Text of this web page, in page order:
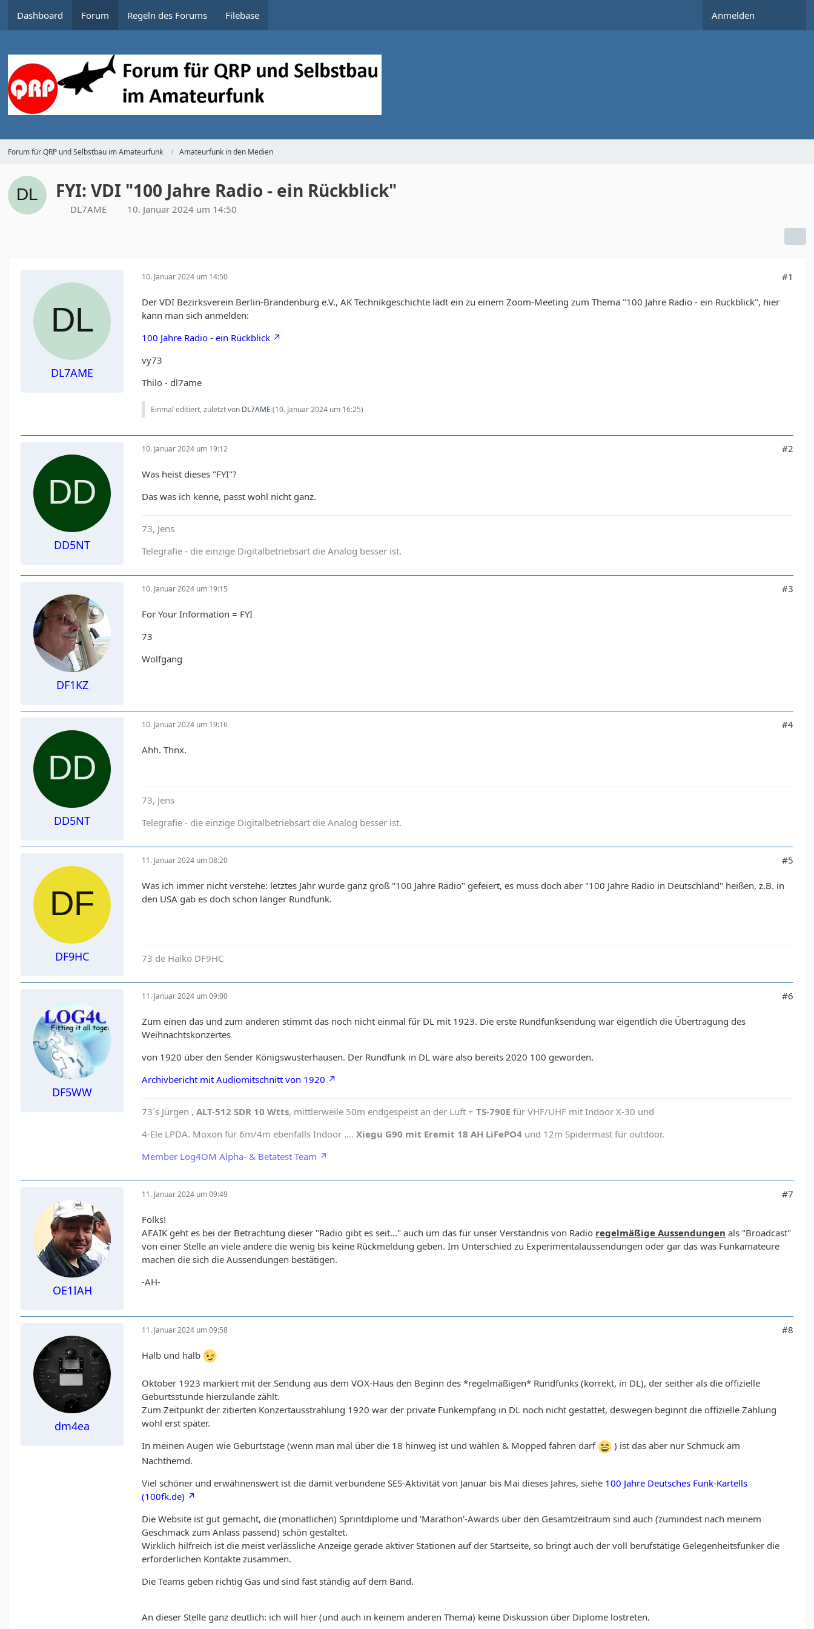
Dashboard Forum Regeln des Forums Filebase Anmelden
Forum für QRP und Selbstbau im Amateurfunk Amateurfunk in den Medien
FYI: VDI "100 Jahre Radio - ein Rückblick"
DL7AME 10. Januar 2024 um 14:50
DL7AME
10. Januar 2024 um 14:50 #1
Der VDI Bezirksverein Berlin-Brandenburg e.V., AK Technikgeschichte lädt ein zu einem Zoom-Meeting zum Thema "100 Jahre Radio - ein Rückblick", hier
kann man sich anmelden:
100 Jahre Radio - ein Rückblick
vy73
Thilo - dl7ame
Einmal editiert, zuletzt von DL7AME (10. Januar 2024 um 16:25)
DD5NT
10. Januar 2024 um 19:12 #2
Was heist dieses "FYI"?
Das was ich kenne, passt wohl nicht ganz.
73, Jens
Telegrafie - die einzige Digitalbetriebsart die Analog besser ist.
DF1KZ
10. Januar 2024 um 19:15 #3
For Your Information = FYI
73
Wolfgang
DD5NT
10. Januar 2024 um 19:16 #4
Ahh. Thnx.
73, Jens
Telegrafie - die einzige Digitalbetriebsart die Analog besser ist.
DF9HC
11. Januar 2024 um 08:20 #5
Was ich immer nicht verstehe: letztes Jahr wurde ganz groß "100 Jahre Radio" gefeiert, es muss doch aber "100 Jahre Radio in Deutschland" heißen, z.B. in
den USA gab es doch schon länger Rundfunk.
73 de Haiko DF9HC
DF5WW
11. Januar 2024 um 09:00 #6
Zum einen das und zum anderen stimmt das noch nicht einmal für DL mit 1923. Die erste Rundfunksendung war eigentlich die Übertragung des
Weihnachtskonzertes
von 1920 über den Sender Königswusterhausen. Der Rundfunk in DL wäre also bereits 2020 100 geworden.
Archivbericht mit Audiomitschnitt von 1920
73´s Jürgen ,ALT-512 SDR 10 Wtts, mittlerweile 50m endgespeist an der Luft +TS-790E für VHF/UHF mit Indoor X-30 und
4-Ele LPDA. Moxon für 6m/4m ebenfalls Indoor ....Xiegu G90 mit Eremit 18 AH LiFePO4 und 12m Spidermast für outdoor.
Member Log4OM Alpha- & Betatest Team
OE1IAH
11. Januar 2024 um 09:49 #7
Folks!
AFAIK geht es bei der Betrachtung dieser "Radio gibt es seit..." auch um das für unser Verständnis von Radio regelmäßige Aussendungen als "Broadcast"
von einer Stelle an viele andere die wenig bis keine Rückmeldung geben. Im Unterschied zu Experimentalaussendungen oder gar das was Funkamateure
machen die sich die Aussendungen bestätigen.
-AH-
dm4ea
11. Januar 2024 um 09:58 #8
Halb und halb
Oktober 1923 markiert mit der Sendung aus dem VOX-Haus den Beginn des *regelmäßigen* Rundfunks (korrekt, in DL), der seither als die offizielle
Geburtsstunde hierzulande zählt.
Zum Zeitpunkt der zitierten Konzertausstrahlung 1920 war der private Funkempfang in DL noch nicht gestattet, deswegen beginnt die offizielle Zählung
wohl erst später.
In meinen Augen wie Geburtstage (wenn man mal über die 18 hinweg ist und wählen & Mopped fahren darf
) ist das aber nur Schmuck am
Nachthemd.
Viel schöner und erwähnenswert ist die damit verbundene SES-Aktivität von Januar bis Mai dieses Jahres, siehe 100 Jahre Deutsches Funk-Kartells
(100fk.de)
Die Website ist gut gemacht, die (monatlichen) Sprintdiplome und 'Marathon'-Awards über den Gesamtzeitraum sind auch (zumindest nach meinem
Geschmack zum Anlass passend) schön gestaltet.
Wirklich hilfreich ist die meist verlässliche Anzeige gerade aktiver Stationen auf der Startseite, so bringt auch der voll berufstätige Gelegenheitsfunker die
erforderlichen Kontakte zusammen.
Die Teams geben richtig Gas und sind fast ständig auf dem Band.
An dieser Stelle ganz deutlich: ich will hier (und auch in keinem anderen Thema) keine Diskussion über Diplome lostreten.